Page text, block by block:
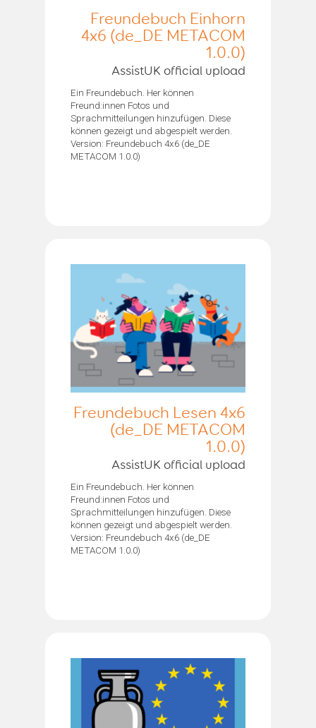
Freundebuch Einhorn
4x6 (de_DE METACOM
1.0.0)
AssistUK official upload
Ein Freundebuch. Her können
Freund:innen Fotos und
Sprachmitteilungen hinzufügen. Diese
können gezeigt und abgespielt werden.
Version: Freundebuch 4x6 (de_DE
METACOM 1.0.0)
Freundebuch Lesen 4x6
(de_DE METACOM
1.0.0)
AssistUK official upload
Ein Freundebuch. Her können
Freund:innen Fotos und
Sprachmitteilungen hinzufügen. Diese
können gezeigt und abgespielt werden.
Version: Freundebuch 4x6 (de_DE
METACOM 1.0.0)